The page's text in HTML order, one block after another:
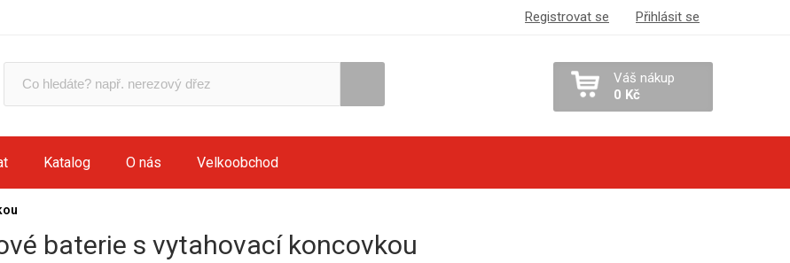
Registrovat se Přihlásit se
Váš nákup
0 Kč
Katalog O nás Velkoobchod
baterie s vytahovací koncovkou